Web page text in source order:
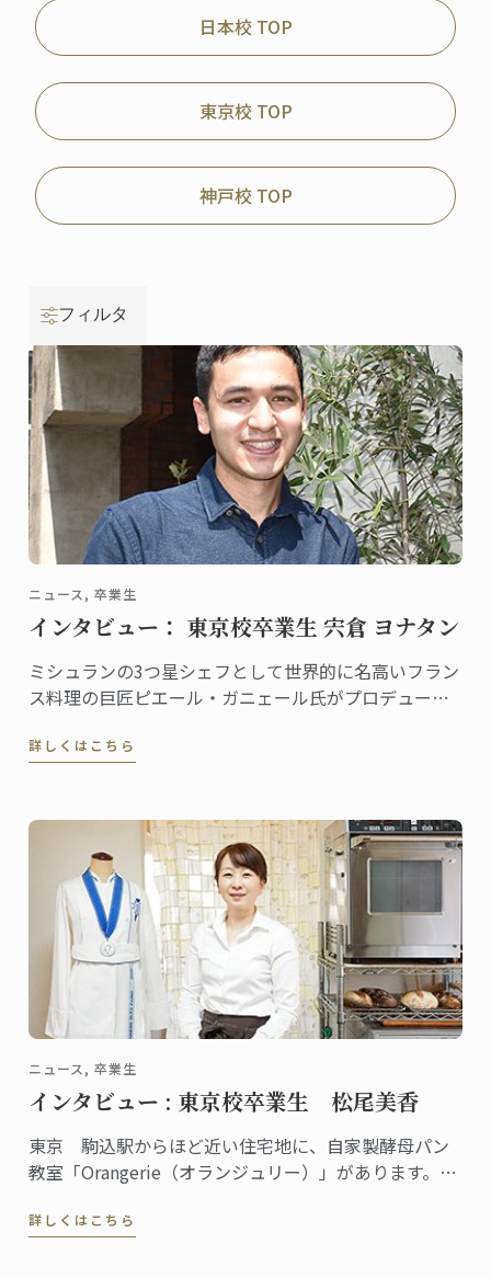
日本校 TOP
東京校 TOP
神戸校 TOP
フィルタ
ニュース, 卒業生
インタビュー： 東京校卒業生 宍倉 ヨナタン
ミシュランの3つ星シェフとして世界的に名高いフラン
ス料理の巨匠ピエール・ガニェール氏がプロデュース
ターコンチネンタルホテル東京にある同レストランに
詳しくはこちら
ニュース, 卒業生
インタビュー : 東京校卒業生 松尾美香
東京 駒込駅からほど近い住宅地に、自家製酵母パン
教室「Orangerie（オランジュリー）」があります。の
動画をアップしている人気の自家製パン教室を主宰し
詳しくはこちら